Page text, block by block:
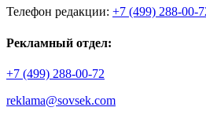
Телефон редакции: +7 (499) 288-00-
Рекламный отдел:
+7 (499) 288-00-72
reklama@sovsek.com